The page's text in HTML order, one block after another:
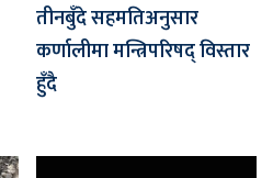
तीनबुँदे सहमतिअनुसार
कर्णालीमा मन्त्रिपरिषद् विस्तार
हुँदै